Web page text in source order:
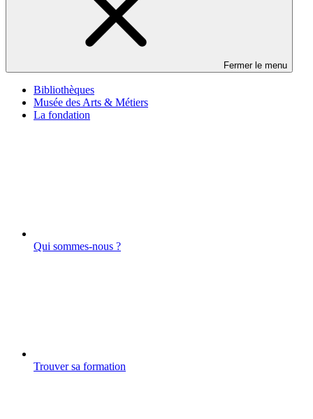
Fermer le menu
Bibliothèques
Musée des Arts & Métiers
La fondation
Qui sommes-nous ?
Trouver sa formation